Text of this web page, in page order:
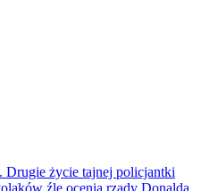
Drugie życie tajnej policjantki
źle ocenia rządy Donalda